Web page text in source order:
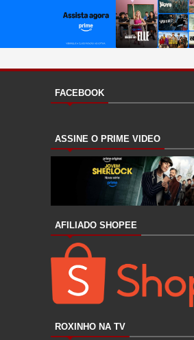
FACEBOOK
ASSINE O PRIME VIDEO
AFILIADO SHOPEE
ROXINHO NA TV